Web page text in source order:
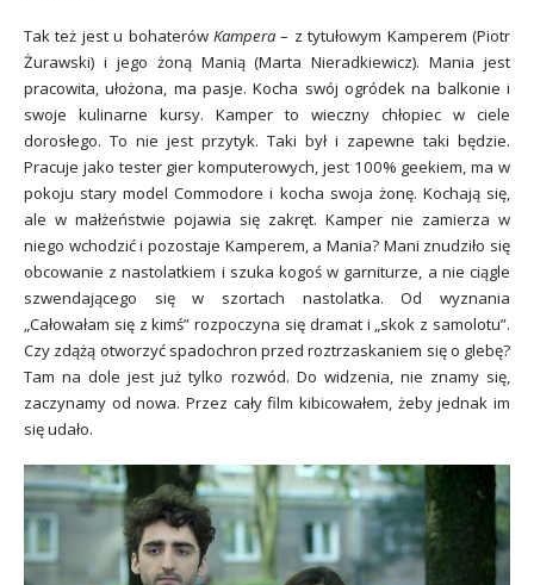
Tak też jest u bohaterów Kampera – z tytułowym Kamperem (Piotr
Żurawski) i jego żoną Manią (Marta Nieradkiewicz). Mania jest
pracowita, ułożona, ma pasje. Kocha swój ogródek na balkonie i
swoje kulinarne kursy. Kamper to wieczny chłopiec w ciele
dorosłego. To nie jest przytyk. Taki był i zapewne taki będzie.
Pracuje jako tester gier komputerowych, jest 100% geekiem, ma w
pokoju stary model Commodore i kocha swoja żonę. Kochają się,
ale w małżeństwie pojawia się zakręt. Kamper nie zamierza w
niego wchodzić i pozostaje Kamperem, a Mania? Mani znudziło się
obcowanie z nastolatkiem i szuka kogoś w garniturze, a nie ciągle
szwendającego się w szortach nastolatka. Od wyznania
„Całowałam się z kimś” rozpoczyna się dramat i „skok z samolotu”.
Czy zdążą otworzyć spadochron przed roztrzaskaniem się o glebę?
Tam na dole jest już tylko rozwód. Do widzenia, nie znamy się,
zaczynamy od nowa. Przez cały film kibicowałem, żeby jednak im
się udało.